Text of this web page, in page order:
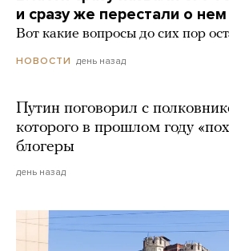
и сразу же перестали о
Вот какие вопросы до сих пор
НОВОСТИ день назад
Путин поговорил с
которого в прошлом году
блогеры
день назад